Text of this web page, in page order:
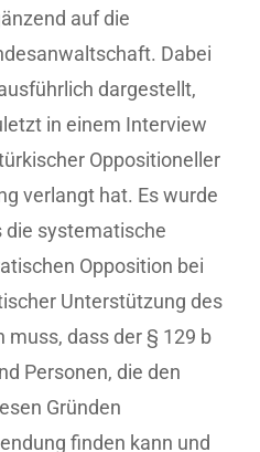
auf die
Dabei
dargestellt,
in einem Interview
Oppositioneller
verlangt hat. Es wurde
die systematische
Opposition bei
Unterstützung des
muss, dass der § 129 b
Personen, die den
Gründen
finden kann und